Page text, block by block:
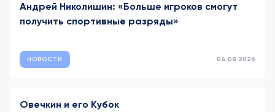
Андрей Николишин: «Больше игроков смогут
получить спортивные разряды»
НОВОСТИ 04.08.2026
Овечкин и его Кубок